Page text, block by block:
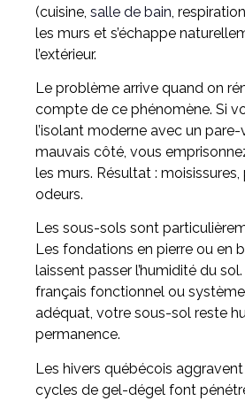
(cuisine, salle de bain ,
les murs et s’échappe
l’extérieur.
Le problème arrive quand on
compte de ce phénomène. Si
l’isolant moderne avec un
mauvais côté, vous
les murs. Résultat :
odeurs.
Les sous-sols sont
Les fondations en pierre ou en
laissent passer l’humidité du
français fonctionnel ou
adéquat, votre sous-sol reste
permanence.
Les hivers québécois
cycles de gel-dégel font